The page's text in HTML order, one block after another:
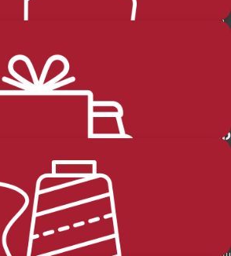
החזרות-והחלפות
משלוחים ותנאי הספקה
קטגוריות מוצרים
טליתות תפילין ותפידניות
סידורים ומחזורים ותהילים